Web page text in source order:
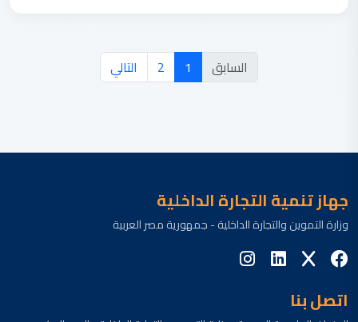
السابق 1
2 التالي
جهاز تنمية التجارة الداخلية
وزارة التموين والتجارة الداخلية - جمهورية مصر العربية
اتصل بنا